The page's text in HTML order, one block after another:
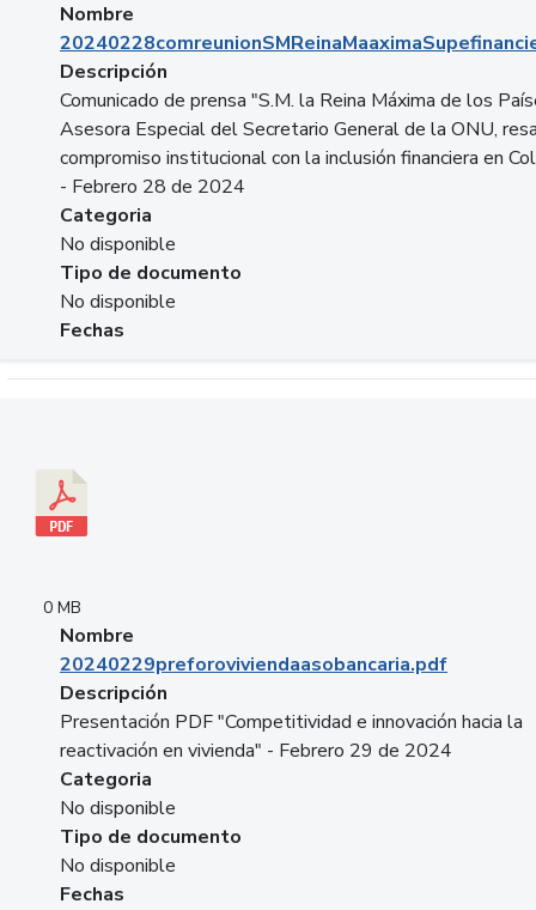
Nombre
Descripción
Comunicado de prensa "S.M. la Reina Máxima de los
Asesora Especial del Secretario General de la ONU,
compromiso institucional con la inclusión financiera en
- Febrero 28 de 2024
Categoria
No disponible
Tipo de documento
No disponible
Fechas
0 MB
Nombre
20240229preforoviviendaasobancaria.pdf
Descripción
Presentación PDF "Competitividad e innovación hacia la
reactivación en vivienda" - Febrero 29 de 2024
Categoria
No disponible
Tipo de documento
No disponible
Fechas